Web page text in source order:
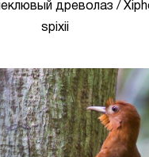
древолаз /
spixii